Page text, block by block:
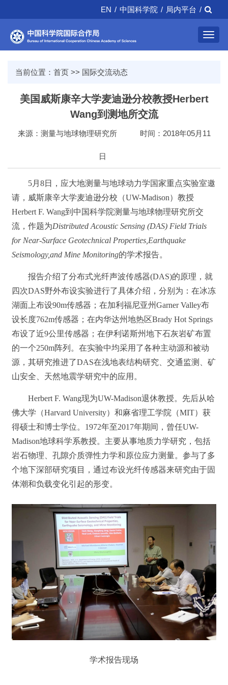
EN / 中国科学院 / 局内平台 /
当前位置： 首页 >> 国际交流动态
美国威斯康辛大学麦迪逊分校教授Herbert
Wang到测地所交流
来源：测量与地球物理研究所 时间：2018年05月11
日
5月8日，应大地测量与地球动力学国家重点实验室邀
请，威斯康辛大学麦迪逊分校（UW-Madison）教授
Herbert F. Wang到中国科学院测量与地球物理研究所交
流，作题为Distributed Acoustic Sensing (DAS) Field Trials
for Near-Surface Geotechnical Properties,Earthquake
Seismology,and Mine Monitoring的学术报告。
报告介绍了分布式光纤声波传感器(DAS)的原理，就
四次DAS野外布设实验进行了具体介绍，分别为：在冰冻
湖面上布设90m传感器；在加利福尼亚州Garner Valley布
设长度762m传感器；在内华达州地热区Brady Hot Springs
布设了近9公里传感器；在伊利诺斯州地下石灰岩矿布置
的一个250m阵列。在实验中均采用了各种主动源和被动
源，其研究推进了DAS在浅地表结构研究、交通监测、矿
山安全、天然地震学研究中的应用。
Herbert F. Wang现为UW-Madison退休教授。先后从哈
佛大学（Harvard University）和麻省理工学院（MIT）获
得硕士和博士学位。1972年至2017年期间，曾任UW-
Madison地球科学系教授。主要从事地质力学研究，包括
岩石物理、孔隙介质弹性力学和原位应力测量。参与了多
个地下深部研究项目，通过布设光纤传感器来研究由于固
体潮和负载变化引起的形变。
学术报告现场